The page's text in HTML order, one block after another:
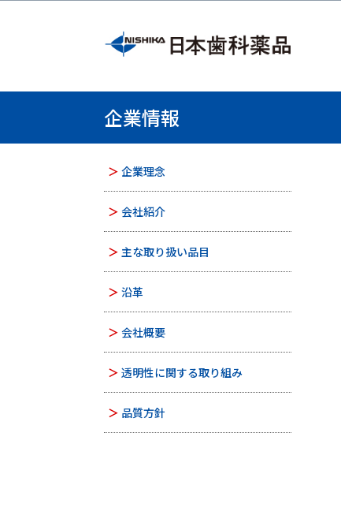
企業情報
企業理念
会社紹介
主な取り扱い品目
沿革
会社概要
透明性に関する取り組み
品質方針